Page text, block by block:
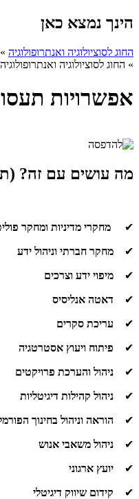
הינך נמצא כאן
החוג לסוציולוגיה ואנתרופולוגיה »
» החוג לסוציולוגיה ואנתרופולוגיה
אפשרויות
מה עושים עם זה?
✔ מחקרי מדיניות ומחקר
✔ מחקר חברתי וניהול ידע
✔ מיפוי ידע וצרכים
✔ דאטה אנליסיס
✔ עריכת סקרים
✔ פיתוח ויעוץ אסטרטגיה
✔ ניהול והערכת פרויקטים
✔ ניהול קהילות דיגיטליות
✔ הוראה וניהול בחינוך
✔ ניהול משאבי אנוש
✔ יועץ ארגוני
✔ קידום שיווק דיגיטלי